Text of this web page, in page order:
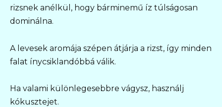
rizsnek anélkül, hogy bárminemű íz túlságosan
dominálna.
A levesek aromája szépen átjárja a rizst, így minden
falat ínycsiklandóbbá válik.
Ha valami különlegesebbre vágysz, használj
kókusztejet.